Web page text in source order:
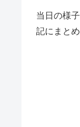
当日の様
記にまと